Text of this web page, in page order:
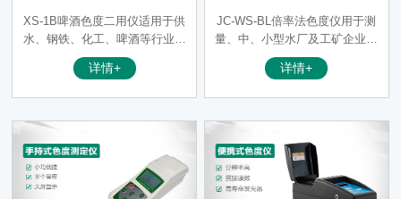
XS-1B啤酒色度二用仪适用于供
水、钢铁、化工、啤酒等行业用
来测试水的色度。以便控制水的
色度，达到规定的水质标准。
消除了人为误差，因此测量分辨
率大大提高。测量时，当被测水
样放入光电比色座，仪表会直接
读数。
详情+
JC-WS-BL倍率法色度仪用于测
量、中、小型水厂及工矿企业、
生活或工业用水的中偏黄色水样
的稀释倍率，以便控制水的色度
详情+